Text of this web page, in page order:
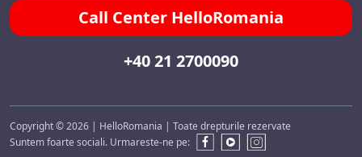
Call Center HelloRomania
+40 21 2700090
Copyright © 2026 | HelloRomania | Toate drepturile rezervate
Suntem foarte sociali. Urmareste-ne pe: